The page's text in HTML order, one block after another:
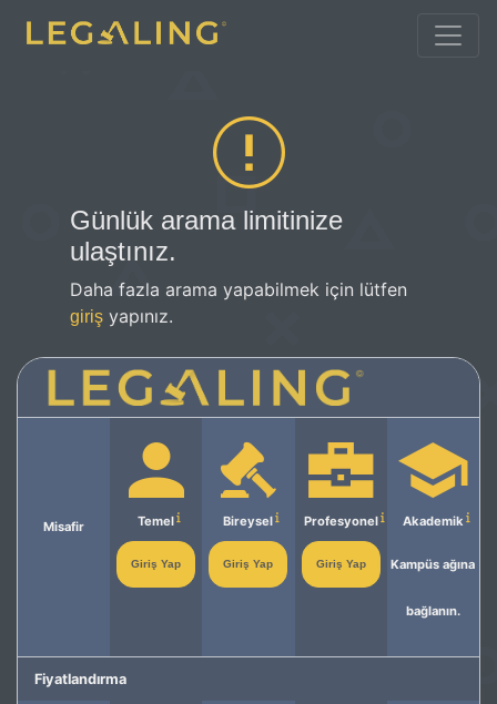
Günlük arama limitinize
ulaştınız.
Daha fazla arama yapabilmek için lütfen
giriş yapınız.
Misafir Temel
Giriş Yap
Bireysel
Giriş Yap
Profesyonel
Giriş Yap
Akademik
Kampüs ağına
bağlanın.
Fiyatlandırma